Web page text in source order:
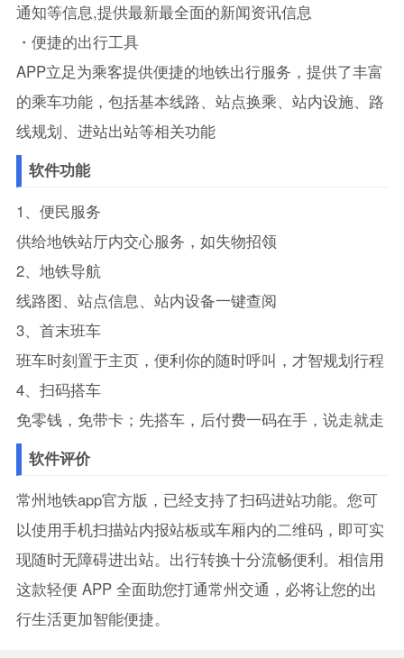
通知等信息,提供最新最全面的新闻资讯信息
・便捷的出行工具
APP立足为乘客提供便捷的地铁出行服务，提供了丰富
的乘车功能，包括基本线路、站点换乘、站内设施、路
线规划、进站出站等相关功能
软件功能
1、便民服务
供给地铁站厅内交心服务，如失物招领
2、地铁导航
线路图、站点信息、站内设备一键查阅
3、首末班车
班车时刻置于主页，便利你的随时呼叫，才智规划行程
4、扫码搭车
免零钱，免带卡；先搭车，后付费一码在手，说走就走
软件评价
常州地铁app官方版，已经支持了扫码进站功能。您可
以使用手机扫描站内报站板或车厢内的二维码，即可实
现随时无障碍进出站。出行转换十分流畅便利。相信用
这款轻便 APP 全面助您打通常州交通，必将让您的出
行生活更加智能便捷。